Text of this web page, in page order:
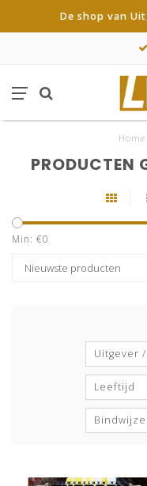
De shop van
Home
PRODUCTEN
Min: €0
Uitgever
Leeftijd
Bindwijze